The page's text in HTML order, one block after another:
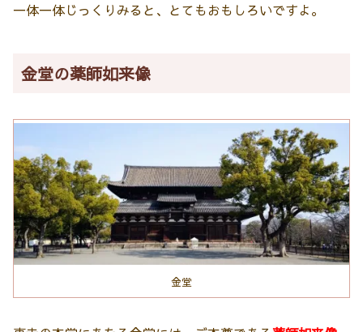
一体一体じっくりみると、とてもおもしろいですよ。
金堂の薬師如来像
金堂